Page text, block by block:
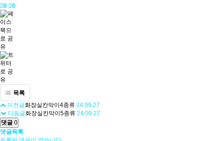
0 0
목록
이전글화장실칸막이4종류 24.09.27
다음글화장실칸막이5종류 24.09.27
댓글 0
댓글목록